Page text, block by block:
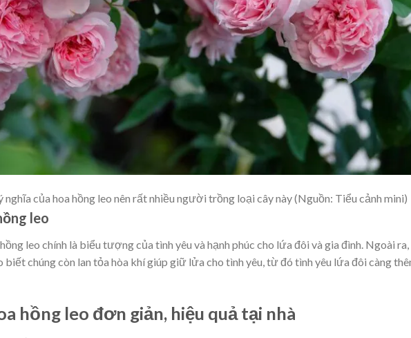
nghĩa của hoa hồng leo nên rất nhiều người trồng loại cây này (Nguồn: Tiểu cảnh mini)
leo
leo chính là biểu tượng của tình yêu và hạnh phúc cho lứa đôi và gia đình. Ngoài ra,
biết chúng còn lan tỏa hòa khí giúp giữ lửa cho tình yêu, từ đó tình yêu lứa đôi càng
hồng leo đơn giản, hiệu quả tại nhà